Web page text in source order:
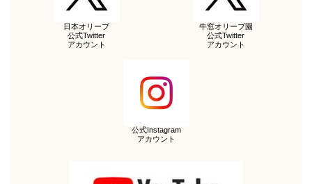
日本オリーブ
公式Twitter
アカウント
牛窓オリーブ園
公式Twitter
アカウント
公式Instagram
アカウント